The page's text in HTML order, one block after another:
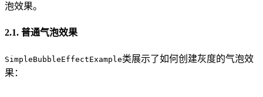
泡效果。
2.1. 普通气泡效果
SimpleBubbleEffectExample类展示了如何创建灰度的气泡效
果：